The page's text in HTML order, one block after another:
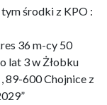
środki z KPO :
36 m-cy 50
lat 3 w Żłobku
89-600 Chojnice z